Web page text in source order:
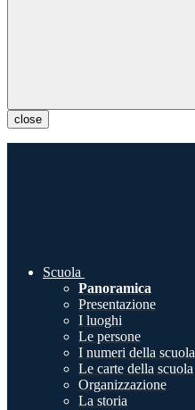
close
Scuola
Panoramica
Presentazione
I luoghi
Le persone
I numeri della scuola
Le carte della scuola
Organizzazione
La storia